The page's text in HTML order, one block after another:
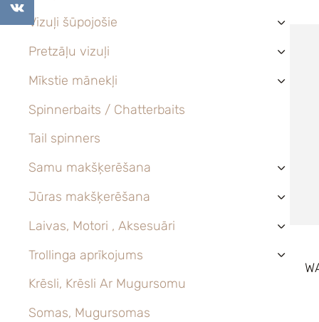
Vizuļi šūpojošie ›
Pretzāļu vizuļi ›
Mīkstie mānekļi ›
Spinnerbaits / Chatterbaits
Tail spinners
Samu makšķerēšana
›
Jūras makšķerēšana ›
Laivas, Motori , Aksesuāri ›
Trollinga aprīkojums ›
Krēsli, Krēsli Ar Mugursomu
Somas, Mugursomas